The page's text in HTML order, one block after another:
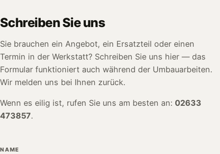
Schreiben Sie uns
Sie brauchen ein Angebot, ein Ersatzteil oder einen
Termin in der Werkstatt? Schreiben Sie uns hier — das
Formular funktioniert auch während der Umbauarbeiten.
Wir melden uns bei Ihnen zurück.
Wenn es eilig ist, rufen Sie uns am besten an: 02633
473857.
NAME